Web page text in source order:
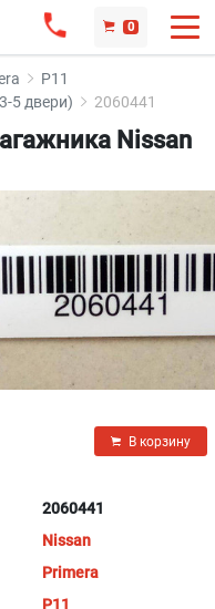
0
P11
5 двери)
2060441
Nissan
В корзину
2060441
Nissan
Primera
P11